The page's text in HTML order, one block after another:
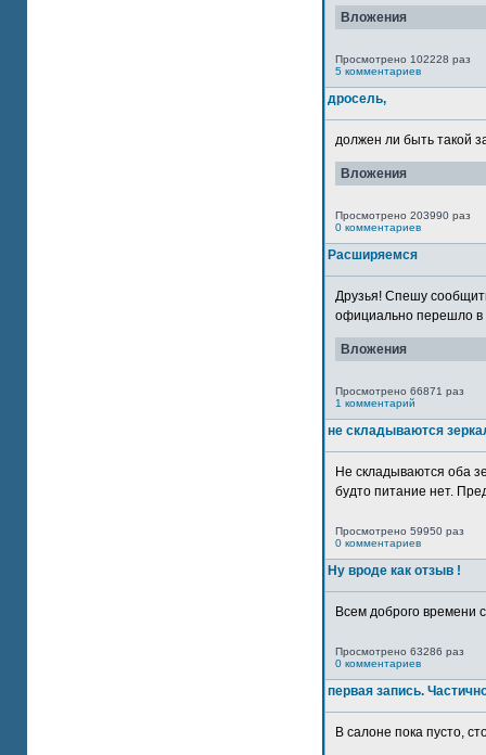
Вложения
Просмотрено 102228 раз
5 комментариев
дросель,
должен ли быть такой
Вложения
Просмотрено 203990 раз
0 комментариев
Расширяемся
Друзья! Спешу
официально перешло в
Вложения
Просмотрено 66871 раз
1 комментарий
не складываются
Не складываются оба
будто питание нет.
Просмотрено 59950 раз
0 комментариев
Ну вроде как отзыв !
Всем доброго времени
Просмотрено 63286 раз
0 комментариев
первая запись.
В салоне пока пусто,